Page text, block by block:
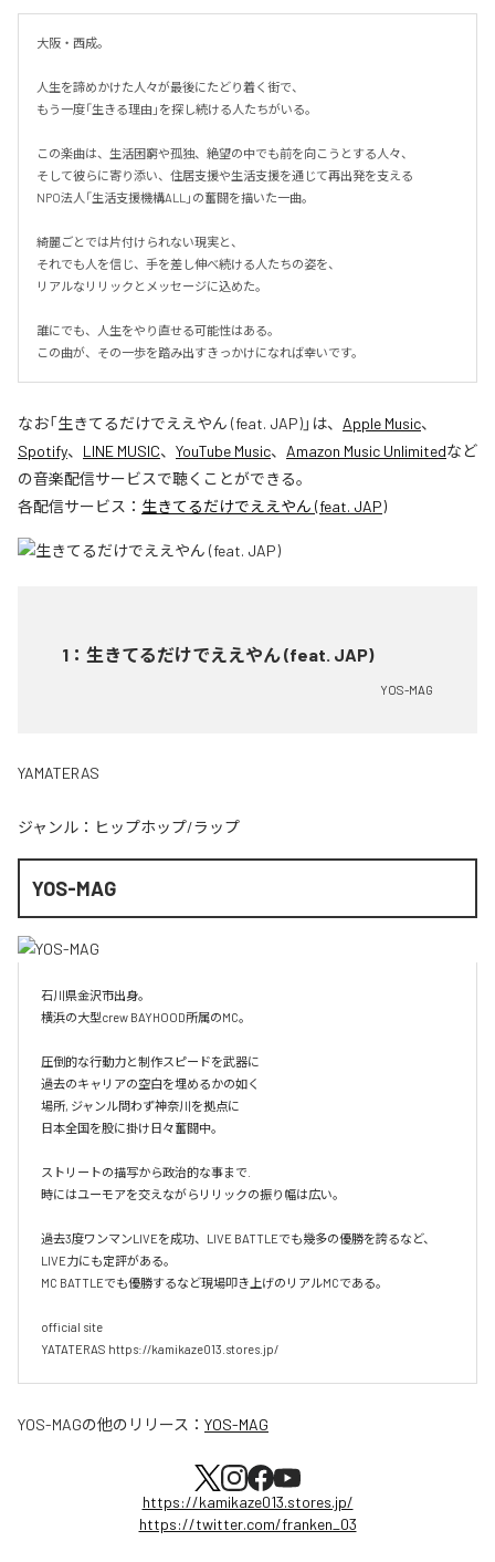
大阪・西成。
人生を諦めかけた人々が最後にたどり着く街で、
もう一度「生きる理由」を探し続ける人たちがいる。
この楽曲は、生活困窮や孤独、絶望の中でも前を向こうとする人々、
そして彼らに寄り添い、住居支援や生活支援を通じて再出発を支える
NPO法人「生活支援機構ALL」の奮闘を描いた一曲。
綺麗ごとでは片付けられない現実と、
それでも人を信じ、手を差し伸べ続ける人たちの姿を、
リアルなリリックとメッセージに込めた。
誰にでも、人生をやり直せる可能性はある。
この曲が、その一歩を踏み出すきっかけになれば幸いです。
なお「生きてるだけでええやん (feat. JAP)」は、 Apple Music、
Spotify、 LINE MUSIC、 YouTube Music、 Amazon Music Unlimitedなど
の音楽配信サービスで聴くことができる。
各配信サービス： 生きてるだけでええやん (feat. JAP)
1 ： 生きてるだけでええやん (feat. JAP)
YOS-MAG
YAMATERAS
ジャンル： ヒップホップ/ラップ
YOS-MAG
石川県金沢市出身。
横浜の大型crew BAYHOOD所属のMC。
圧倒的な行動力と制作スピードを武器に
過去のキャリアの空白を埋めるかの如く
場所, ジャンル問わず神奈川を拠点に
日本全国を股に掛け日々奮闘中。
ストリートの描写から政治的な事まで.
時にはユーモアを交えながらリリックの振り幅は広い。
過去3度ワンマンLIVEを成功、LIVE BATTLEでも幾多の優勝を誇るなど、
LIVE力にも定評がある。
MC BATTLEでも優勝するなど現場叩き上げのリアルMCである。
official site
YATATERAS https://kamikaze013.stores.jp/
YOS-MAGの他のリリース： YOS-MAG
https://kamikaze013.stores.jp/
https://twitter.com/franken_03